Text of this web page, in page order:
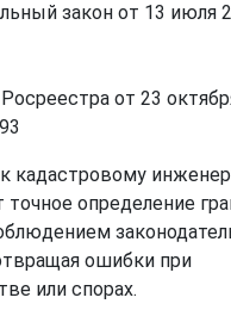
закон от 13 июля
от 23
кадастровому
точное определение
ошибки при
или спорах.